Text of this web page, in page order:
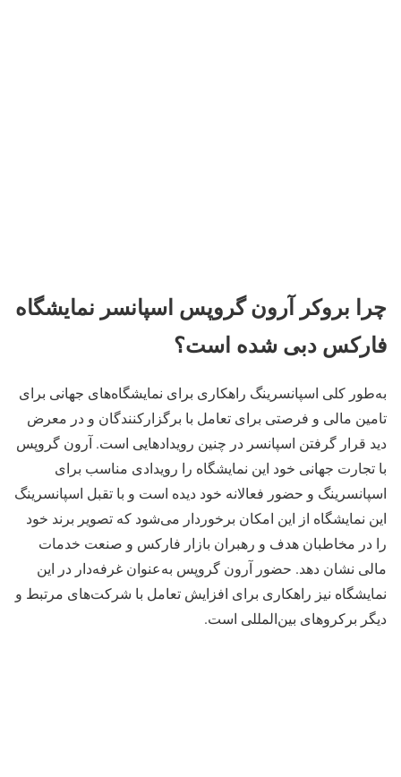
چرا بروکر آرون گروپس اسپانسر نمایشگاه
فارکس دبی شده است؟
به‌طور کلی اسپانسرینگ راهکاری برای نمایشگاه‌های جهانی برای
تامین مالی و فرصتی برای تعامل با برگزارکنندگان و در معرض
دید قرار گرفتن اسپانسر در چنین رویدادهایی است. آرون گروپس
با تجارت جهانی خود این نمایشگاه را رویدادی مناسب برای
اسپانسرینگ و حضور فعالانه خود دیده است و با تقبل اسپانسرینگ
این نمایشگاه از این امکان برخوردار می‌شود که تصویر برند خود
را در مخاطبان هدف و رهبران بازار فارکس و صنعت خدمات
مالی نشان دهد. حضور آرون گروپس به‌عنوان غرفه‌دار در این
نمایشگاه نیز راهکاری برای افزایش تعامل با شرکت‌های مرتبط و
دیگر برکروهای بین‌المللی است.